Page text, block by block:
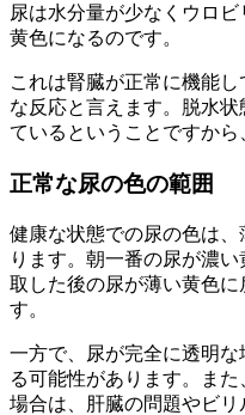
尿は水分量が少なくウロ
黄色になるのです。
これは腎臓が正常に機能
な反応と言えます。脱水
ているということですから
正常な尿の色の範囲
健康な状態での尿の色は
ります。朝一番の尿が濃
取した後の尿が薄い黄色
す。
一方で、尿が完全に透明
る可能性があります。ま
場合は、肝臓の問題やビ